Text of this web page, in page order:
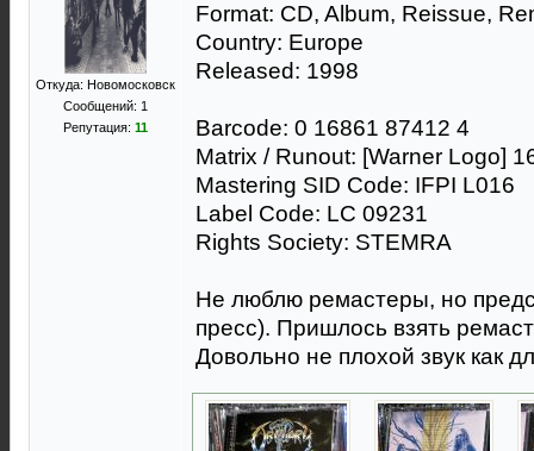
Откуда: Новомосковск
Сообщений: 1
Репутация: 11
Format: CD, Album, Reissue,
Country: Europe
Released: 1998
Barcode: 0 16861 87412 4
Matrix / Runout: [Warner Logo]
Mastering SID Code: IFPI L016
Label Code: LC 09231
Rights Society: STEMRA
Не люблю ремастеры, но
пресс). Пришлось взять
Довольно не плохой звук как